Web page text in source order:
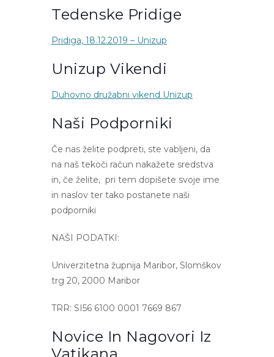
Tedenske Pridige
Pridiga, 18.12.2019 – Unizup
Unizup Vikendi
Duhovno družabni vikend Unizup
Naši Podporniki
Če nas želite podpreti, ste vabljeni, da
na naš tekoči račun nakažete sredstva
in, če želite, pri tem dopišete svoje ime
in naslov ter tako postanete naši
podporniki
NAŠI PODATKI:
Univerzitetna župnija Maribor, Slomškov
trg 20, 2000 Maribor
TRR: SI56 6100 0001 7669 867
Novice In Nagovori Iz